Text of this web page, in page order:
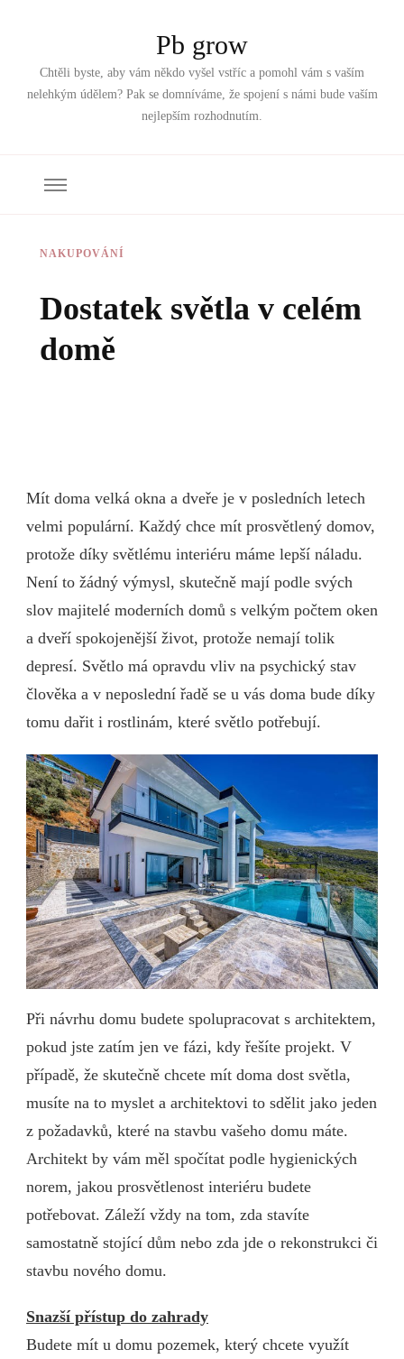
Pb grow
Chtěli byste, aby vám někdo vyšel vstříc a pomohl vám s vaším
nelehkým údělem? Pak se domníváme, že spojení s námi bude vaším
nejlepším rozhodnutím.
NAKUPOVÁNÍ
Dostatek světla v celém
domě
Mít doma velká okna a dveře je v posledních letech
velmi populární. Každý chce mít prosvětlený domov,
protože díky světlému interiéru máme lepší náladu.
Není to žádný výmysl, skutečně mají podle svých
slov majitelé moderních domů s velkým počtem oken
a dveří spokojenější život, protože nemají tolik
depresí. Světlo má opravdu vliv na psychický stav
člověka a v neposlední řadě se u vás doma bude díky
tomu dařit i rostlinám, které světlo potřebují.
Při návrhu domu budete spolupracovat s architektem,
pokud jste zatím jen ve fázi, kdy řešíte projekt. V
případě, že skutečně chcete mít doma dost světla,
musíte na to myslet a architektovi to sdělit jako jeden
z požadavků, které na stavbu vašeho domu máte.
Architekt by vám měl spočítat podle hygienických
norem, jakou prosvětlenost interiéru budete
potřebovat. Záleží vždy na tom, zda stavíte
samostatně stojící dům nebo zda jde o rekonstrukci či
stavbu nového domu.
Snazší přístup do zahrady
Budete mít u domu pozemek, který chcete využít